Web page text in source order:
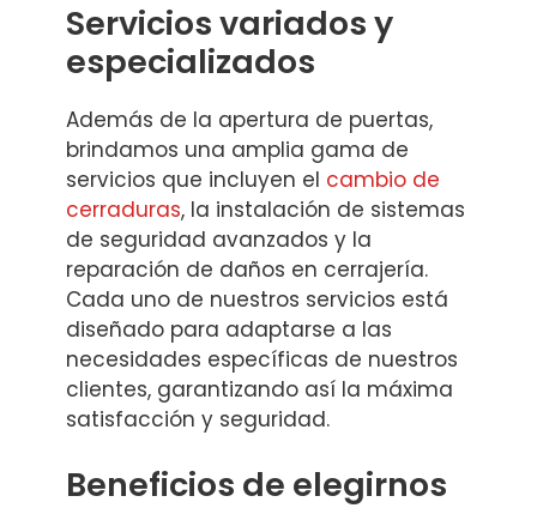
Servicios variados y
especializados
Además de la apertura de puertas,
brindamos una amplia gama de
servicios que incluyen el cambio de
cerraduras, la instalación de sistemas
de seguridad avanzados y la
reparación de daños en cerrajería.
Cada uno de nuestros servicios está
diseñado para adaptarse a las
necesidades específicas de nuestros
clientes, garantizando así la máxima
satisfacción y seguridad.
Beneficios de elegirnos